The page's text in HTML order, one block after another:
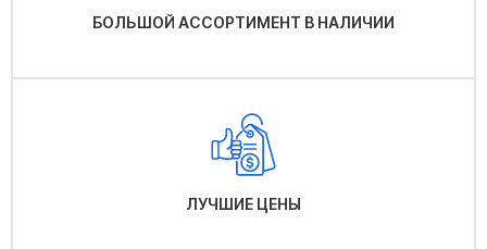
БОЛЬШОЙ АССОРТИМЕНТ В НАЛИЧИИ
ЛУЧШИЕ ЦЕНЫ